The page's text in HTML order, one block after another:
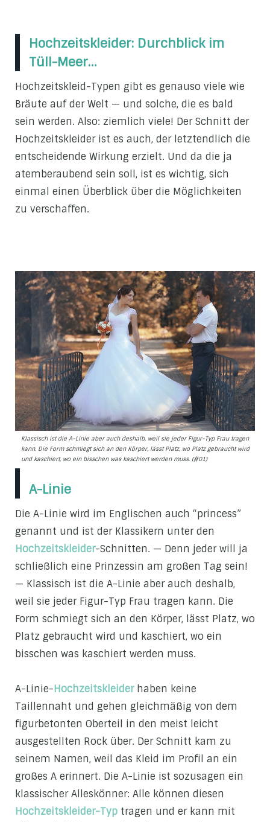
Hochzeitskleider: Durchblick im
Tüll-Meer…
Hochzeitskleid-Typen gibt es genauso viele wie
Bräute auf der Welt — und solche, die es bald
sein werden. Also: ziemlich viele! Der Schnitt der
Hochzeitskleider ist es auch, der letztendlich die
entscheidende Wirkung erzielt. Und da die ja
atemberaubend sein soll, ist es wichtig, sich
einmal einen Überblick über die Möglichkeiten
zu verschaffen.
Klassisch ist die A-Linie aber auch deshalb, weil sie jeder Figur-Typ Frau tragen
kann. Die Form schmiegt sich an den Körper, lässt Platz, wo Platz gebraucht wird
und kaschiert, wo ein bisschen was kaschiert werden muss. (#01)
A-Linie
Die A-Linie wird im Englischen auch “princess”
genannt und ist der Klassikern unter den
Hochzeitskleider-Schnitten. — Denn jeder will ja
schließlich eine Prinzessin am großen Tag sein!
— Klassisch ist die A-Linie aber auch deshalb,
weil sie jeder Figur-Typ Frau tragen kann. Die
Form schmiegt sich an den Körper, lässt Platz, wo
Platz gebraucht wird und kaschiert, wo ein
bisschen was kaschiert werden muss.
A-Linie-Hochzeitskleiderhaben keine
Taillennaht und gehen gleichmäßig von dem
figurbetonten Oberteil in den meist leicht
ausgestellten Rock über. Der Schnitt kam zu
seinem Namen, weil das Kleid im Profil an ein
großes A erinnert. Die A-Linie ist sozusagen ein
klassischer Alleskönner: Alle können diesen
Hochzeitskleider-Typ tragen und er kann mit